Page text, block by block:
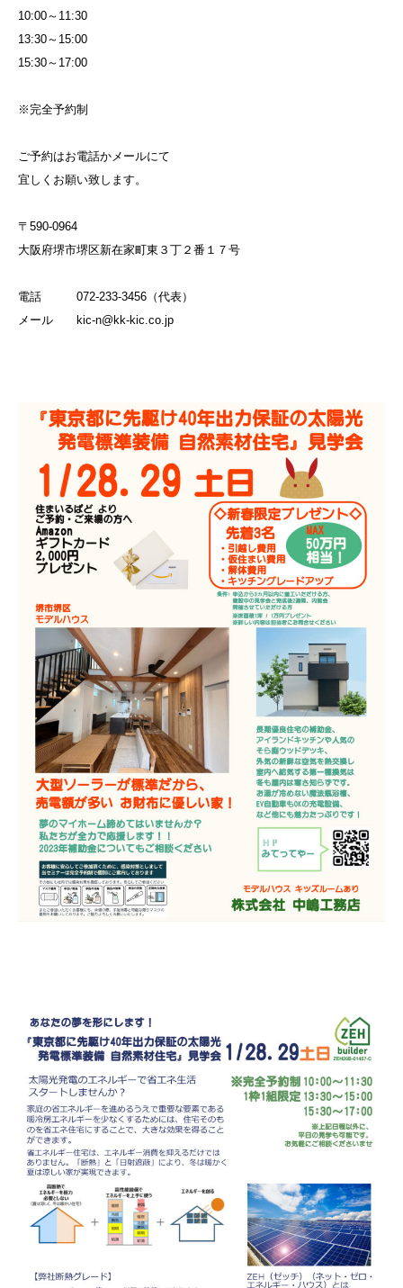
10:00～11:30
13:30～15:00
15:30～17:00
※完全予約制
ご予約はお電話かメールにて
宜しくお願い致します。
〒590-0964
大阪府堺市堺区新在家町東３丁２番１７号
電話 072-233-3456（代表）
メール kic-n@kk-kic.co.jp